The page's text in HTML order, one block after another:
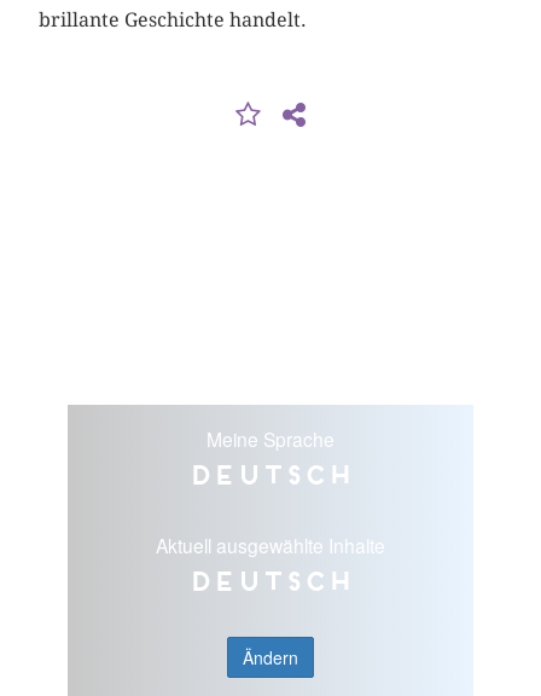
brillante Geschichte handelt.
Meine Sprache
Deutsch
Aktuell ausgewählte Inhalte
Deutsch
Ändern